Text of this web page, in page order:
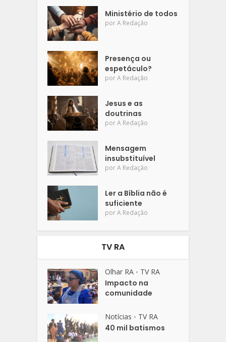
Ministério de todos
porA Redação
Presença ou
espetáculo?
porA Redação
Jesus e as
doutrinas
porA Redação
Mensagem
insubstituível
porA Redação
Ler a Bíblia não é
suficiente
porA Redação
TV RA
Olhar RA • TV RA
Impacto na
comunidade
Notícias • TV RA
40 mil batismos